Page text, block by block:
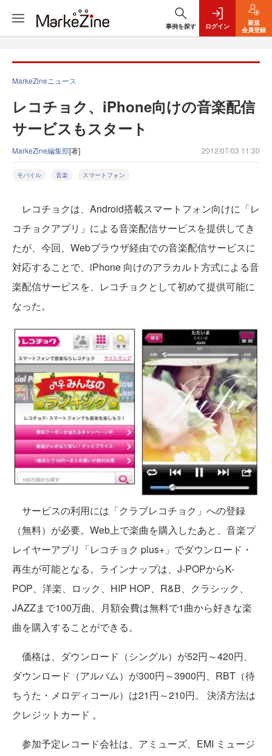
事例を探す ログイン
新規
会員登録
MarkeZineニュース
レコチョク、iPhone向けの音楽配信
サービスもスタート
MarkeZine編集部[著] 2012/07/03 11:30
モバイル 音楽 スマートフォン
レコチョクは、Android搭載スマートフォン向けに「レ
コチョクアプリ」による音楽配信サービスを提供してき
たが、今回、Webブラウザ経由での音楽配信サービスに
対応することで、iPhone 向けのアラカルト方式による音
楽配信サービスを、レコチョクとして初めて提供可能に
なった。
サービスの利用には「クラブレコチョク」への登録
（無料）が必要。Web上で楽曲を購入したあと、音楽プ
レイヤーアプリ「レコチョク plus+」でダウンロード・
再生が可能となる。ラインナップは、 J-POPからK-
POP、洋楽、ロック、HIP HOP、R&B、クラシック、
JAZZまで100万曲。月額会費は無料で1曲から好きな楽
曲を購入することができる。
価格は、ダウンロード（シングル）が52円～420円、
ダウンロード（アルバム）が300円～3900円、RBT（待
ちうた・メロディコール）は21円～210円。 決済方法は
クレジットカード 。
参加予定レコード会社は、アミューズ、EMI ミュージ